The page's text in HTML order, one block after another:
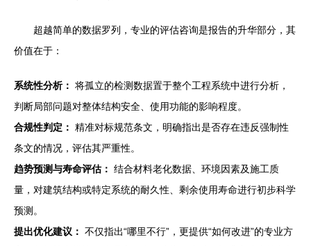
超越简单的数据罗列，专业的评估咨询是报告的升华部分，其
价值在于：
系统性分析： 将孤立的检测数据置于整个工程系统中进行分析，
判断局部问题对整体结构安全、使用功能的影响程度。
合规性判定： 精准对标规范条文，明确指出是否存在违反强制性
条文的情况，评估其严重性。
趋势预测与寿命评估： 结合材料老化数据、环境因素及施工质
量，对建筑结构或特定系统的耐久性、剩余使用寿命进行初步科学
预测。
提出优化建议： 不仅指出“哪里不行”，更提供“如何改进”的专业方